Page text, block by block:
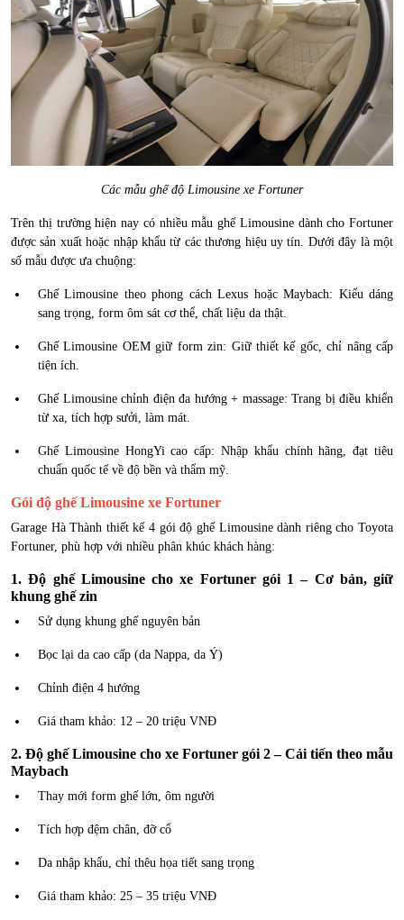
Các mẫu ghế độ Limousine xe Fortuner
Trên thị trường hiện nay có nhiều mẫu ghế Limousine dành cho Fortuner
được sản xuất hoặc nhập khẩu từ các thương hiệu uy tín. Dưới đây là một
số mẫu được ưa chuộng:
Ghế Limousine theo phong cách Lexus hoặc Maybach: Kiểu dáng
sang trọng, form ôm sát cơ thể, chất liệu da thật.
Ghế Limousine OEM giữ form zin: Giữ thiết kế gốc, chỉ nâng cấp
tiện ích.
Ghế Limousine chỉnh điện đa hướng + massage: Trang bị điều khiển
từ xa, tích hợp sưởi, làm mát.
Ghế Limousine HongYi cao cấp: Nhập khẩu chính hãng, đạt tiêu
chuẩn quốc tế về độ bền và thẩm mỹ.
Gói độ ghế Limousine xe Fortuner
Garage Hà Thành thiết kế 4 gói độ ghế Limousine dành riêng cho Toyota
Fortuner, phù hợp với nhiều phân khúc khách hàng:
1. Độ ghế Limousine cho xe Fortuner gói 1 – Cơ bản, giữ
khung ghế zin
Sử dụng khung ghế nguyên bản
Bọc lại da cao cấp (da Nappa, da Ý)
Chỉnh điện 4 hướng
Giá tham khảo: 12 – 20 triệu VNĐ
2. Độ ghế Limousine cho xe Fortuner gói 2 – Cải tiến theo mẫu
Maybach
Thay mới form ghế lớn, ôm người
Tích hợp đệm chân, đỡ cổ
Da nhập khẩu, chỉ thêu họa tiết sang trọng
Giá tham khảo: 25 – 35 triệu VNĐ